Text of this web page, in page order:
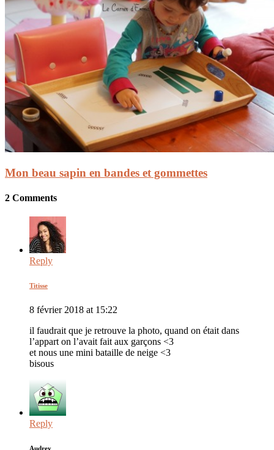
Mon beau sapin en bandes et gommettes
2 Comments
Reply
Titisse
8 février 2018 at 15:22
il faudrait que je retrouve la photo, quand on était dans
l’appart on l’avait fait aux garçons <3
et nous une mini bataille de neige <3
bisous
Reply
Audrey